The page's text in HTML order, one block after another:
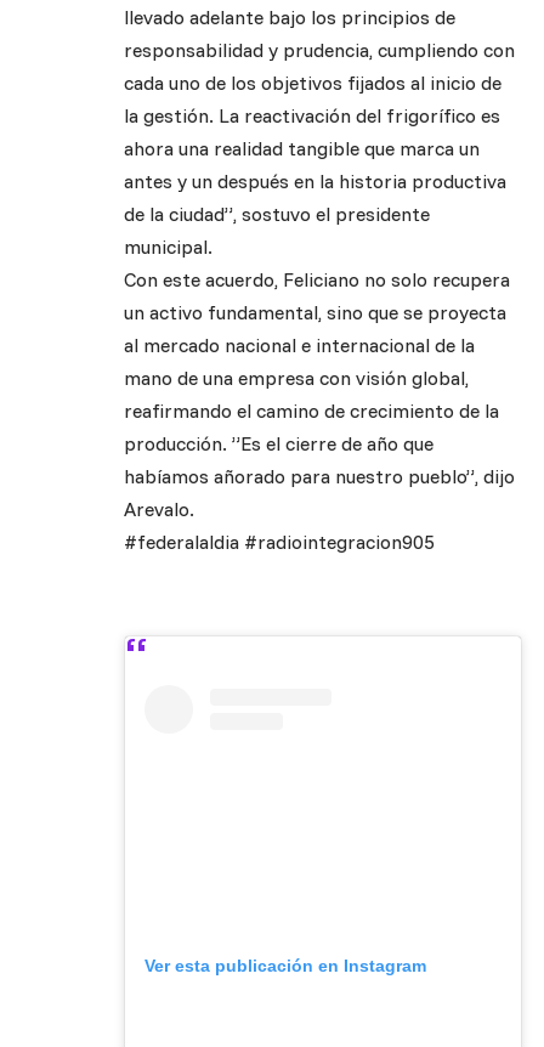
llevado adelante bajo los principios de
responsabilidad y prudencia, cumpliendo con
cada uno de los objetivos fijados al inicio de
la gestión. La reactivación del frigorífico es
ahora una realidad tangible que marca un
antes y un después en la historia productiva
de la ciudad”, sostuvo el presidente
municipal.
Con este acuerdo, Feliciano no solo recupera
un activo fundamental, sino que se proyecta
al mercado nacional e internacional de la
mano de una empresa con visión global,
reafirmando el camino de crecimiento de la
producción. ”Es el cierre de año que
habíamos añorado para nuestro pueblo”, dijo
Arevalo.
#federalaldia #radiointegracion905
Ver esta publicación en Instagram